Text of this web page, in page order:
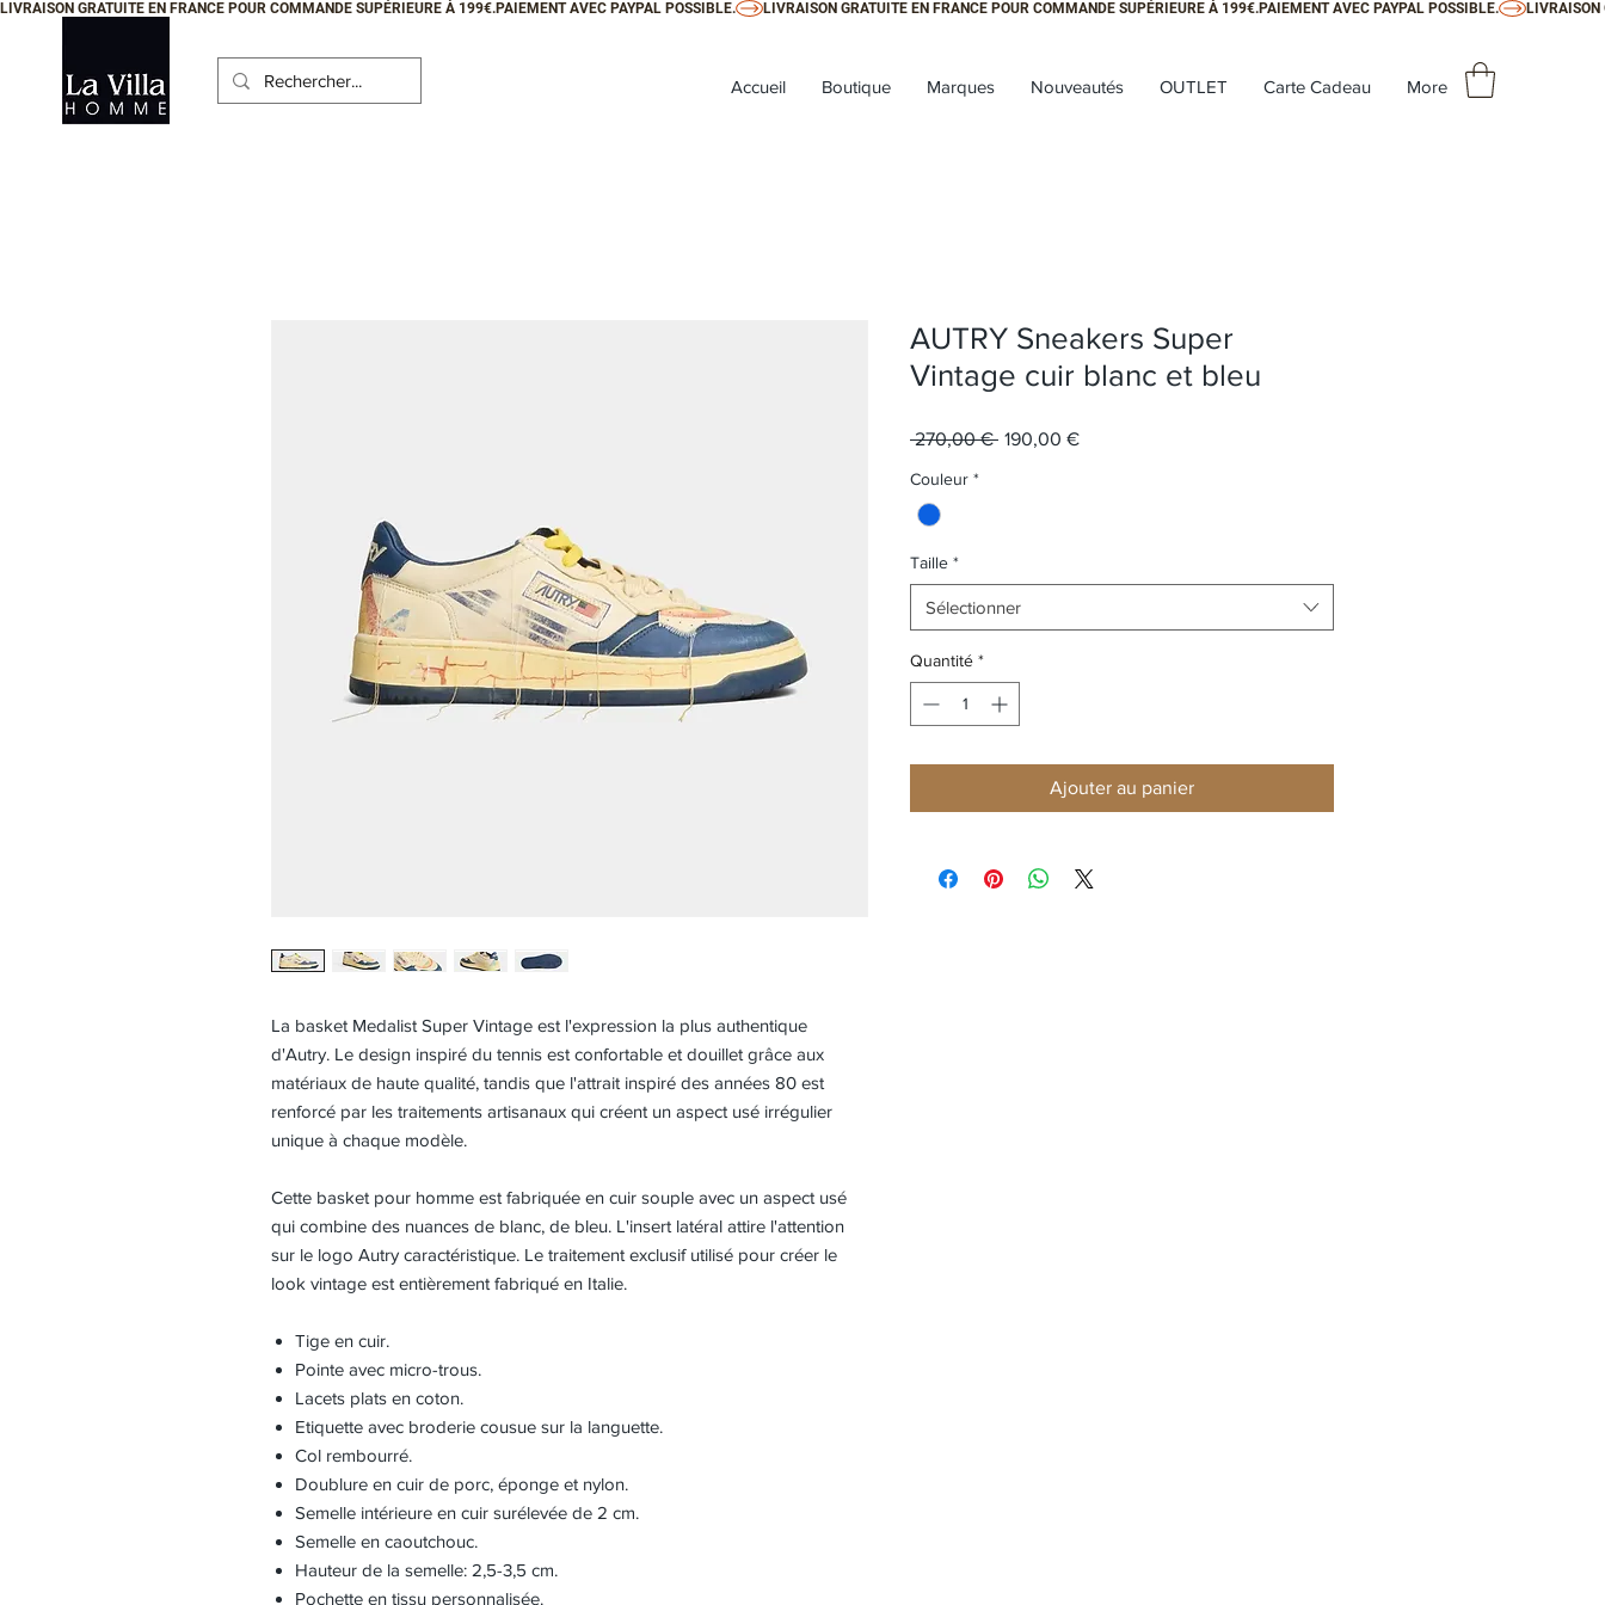
Accueil Boutique Marques Nouveautés OUTLET Carte Cadeau More
LIVRAISON GRATUITE EN FRANCE POUR COMMANDE SUPÉRIEURE À 199€.PAIEMENT AVEC PAYPAL POSSIBLE.
La basket Medalist Super Vintage est l'expression la plus authentique
d'Autry. Le design inspiré du tennis est confortable et douillet grâce aux
matériaux de haute qualité, tandis que l'attrait inspiré des années 80 est
renforcé par les traitements artisanaux qui créent un aspect usé irrégulier
unique à chaque modèle.
Cette basket pour homme est fabriquée en cuir souple avec un aspect usé
qui combine des nuances de blanc, de bleu. L'insert latéral attire l'attention
sur le logo Autry caractéristique. Le traitement exclusif utilisé pour créer le
look vintage est entièrement fabriqué en Italie.
Tige en cuir.
Pointe avec micro-trous.
Lacets plats en coton.
Etiquette avec broderie cousue sur la languette.
Col rembourré.
Doublure en cuir de porc, éponge et nylon.
Semelle intérieure en cuir surélevée de 2 cm.
Semelle en caoutchouc.
Hauteur de la semelle: 2,5-3,5 cm.
Pochette en tissu personnalisée.
AUTRY Sneakers Super
Vintage cuir blanc et bleu
270,00 € Prix original
190,00 €Prix promotionnel
Couleur *
Taille *
Sélectionner
Quantité *
Ajouter au panier